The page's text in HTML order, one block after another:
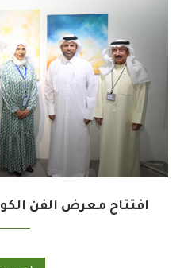
افتتاح معرض الفن